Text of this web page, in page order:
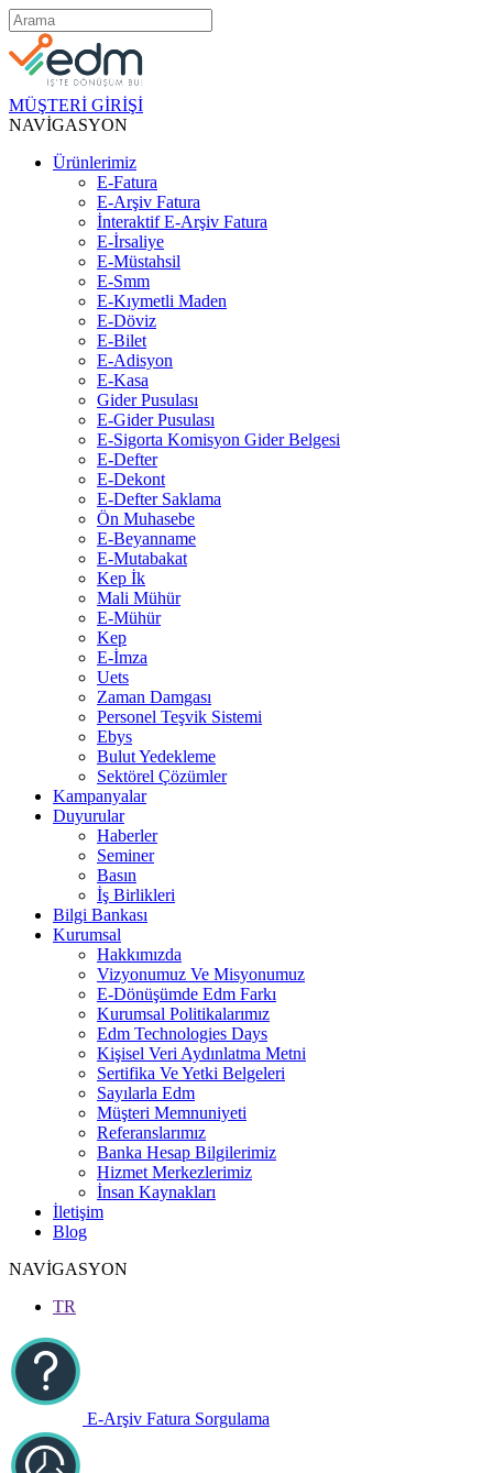
MÜŞTERİ GİRİŞİ
NAVİGASYON
Ürünlerimiz
E-Fatura
E-Arşiv Fatura
İnteraktif E-Arşiv Fatura
E-İrsaliye
E-Müstahsil
E-Smm
E-Kıymetli Maden
E-Döviz
E-Bilet
E-Adisyon
E-Kasa
Gider Pusulası
E-Gider Pusulası
E-Sigorta Komisyon Gider Belgesi
E-Defter
E-Dekont
E-Defter Saklama
Ön Muhasebe
E-Beyanname
E-Mutabakat
Kep İk
Mali Mühür
E-Mühür
Kep
E-İmza
Uets
Zaman Damgası
Personel Teşvik Sistemi
Ebys
Bulut Yedekleme
Sektörel Çözümler
Kampanyalar
Duyurular
Haberler
Seminer
Basın
İş Birlikleri
Bilgi Bankası
Kurumsal
Hakkımızda
Vizyonumuz Ve Misyonumuz
E-Dönüşümde Edm Farkı
Kurumsal Politikalarımız
Edm Technologies Days
Kişisel Veri Aydınlatma Metni
Sertifika Ve Yetki Belgeleri
Sayılarla Edm
Müşteri Memnuniyeti
Referanslarımız
Banka Hesap Bilgilerimiz
Hizmet Merkezlerimiz
İnsan Kaynakları
İletişim
Blog
NAVİGASYON
TR
E-Arşiv Fatura Sorgulama